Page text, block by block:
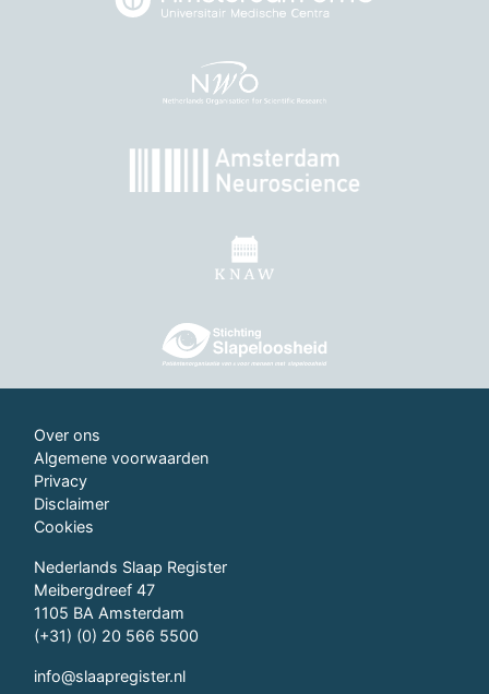
Over ons
Algemene voorwaarden
Privacy
Disclaimer
Cookies
Nederlands Slaap Register
Meibergdreef 47
1105 BA Amsterdam
(+31) (0) 20 566 5500
info@slaapregister.nl